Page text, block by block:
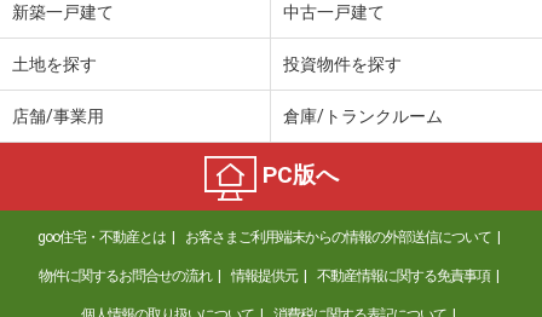
新築一戸建て 中古一戸建て
土地を探す 投資物件を探す
店舗/事業用 倉庫/トランクルーム
PC版へ
goo住宅・不動産とは お客さまご利用端末からの情報の外部送信について
物件に関するお問合せの流れ 情報提供元 不動産情報に関する免責事項